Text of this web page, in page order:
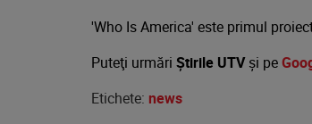
'Who Is America' este primul
Puteţi urmări Știrile UTVşi pe
Etichete: news